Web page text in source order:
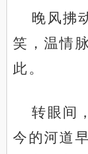
晚风拂
笑，温情
此。
转眼间
今的河道